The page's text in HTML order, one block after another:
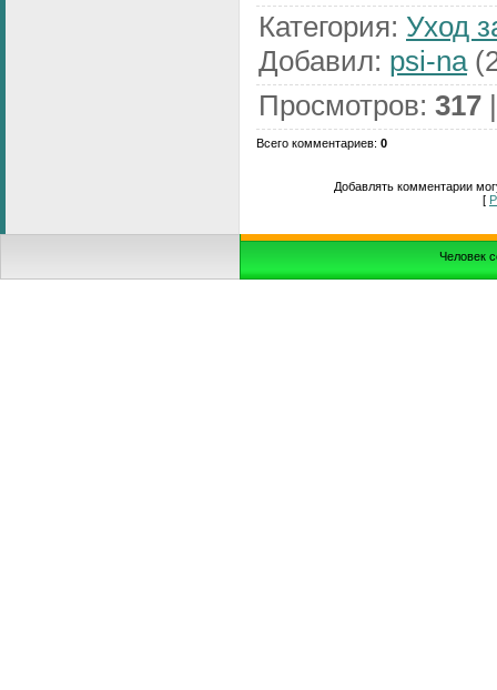
Категория: Уход
Добавил: psi-na
Просмотров: 317
Всего комментариев: 0
Добавлять комментарии
[
Человек